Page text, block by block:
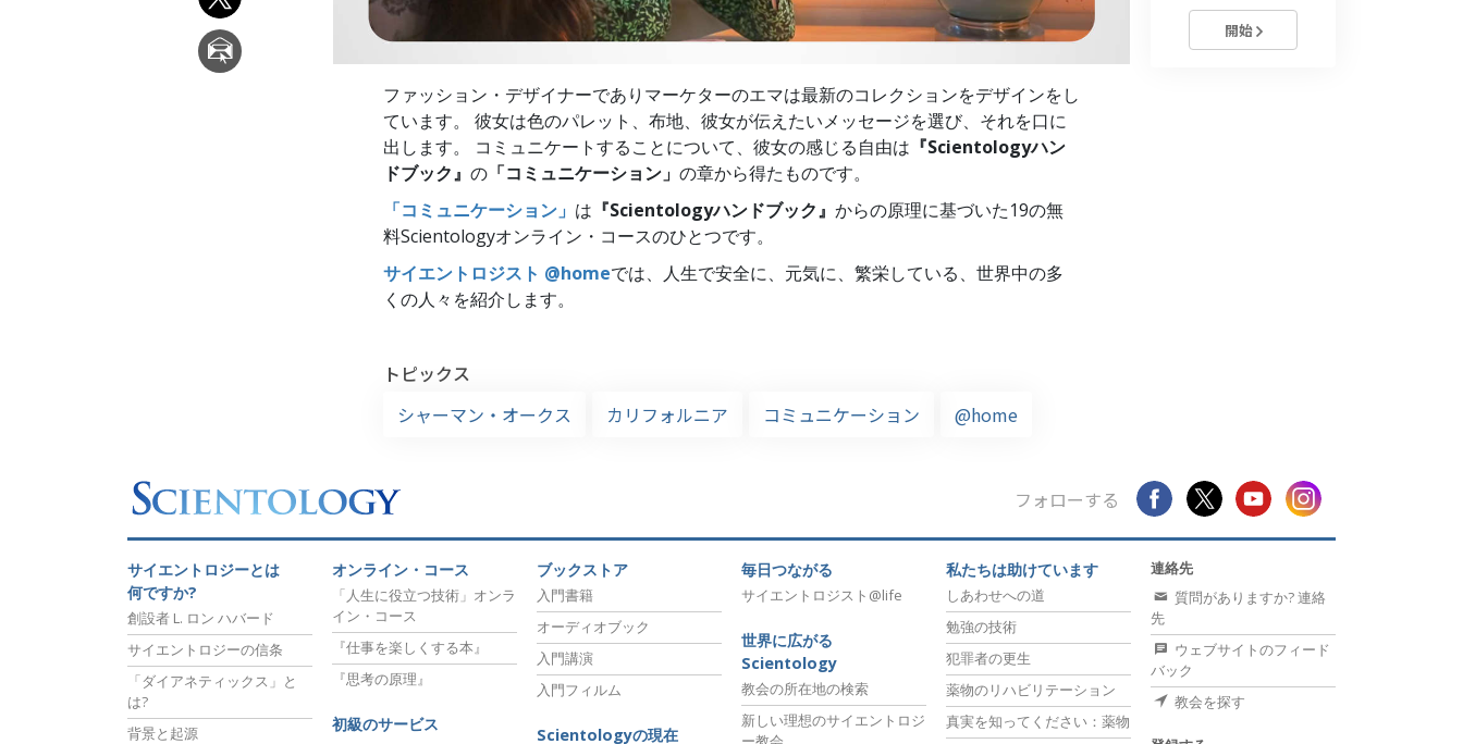
調査
広報活動の基礎
ファッション・デザイナーでありマーケターのエマは最新のコレクションをデザインをし
ています。 彼女は色のパレット、布地、彼女が伝えたいメッセージを選び、それを口に
出します。 コミュニケートすることについて、彼女の感じる自由は 『Scientologyハン
ドブック』 の 「コミュニケーション」 の章から得たものです。
「コミュニケーション」 は 『Scientologyハンドブック』 からの原理に基づいた19の無
料Scientologyオンライン・コースのひとつです。
サイエントロジスト @homeでは、人生で安全に、元気に、繁栄している、世界中の多
くの人々を紹介します。
トピックス
シャーマン・オークス
カリフォルニア コミュニケーション @home
開始
フォローする
サイエントロジーとは
何ですか?
創設者 L. ロン ハバード
サイエントロジーの信条
「ダイアネティックス」と
は?
背景と起源
オンライン・コース
「人生に役立つ技術」オンラ
イン・コース
『仕事を楽しくする本』
『思考の原理』
初級のサービス
ブックストア
入門書籍
オーディオブック
入門講演
入門フィルム
Scientologyの現在
毎日つながる
サイエントロジスト@life
世界に広がる
Scientology
教会の所在地の検索
新しい理想のサイエントロジ
私たちは助けています
しあわせへの道
勉強の技術
犯罪者の更生
薬物のリハビリテーション
真実を知ってください：薬物
連絡先
質問がありますか? 連絡
先
ウェブサイトのフィード
バック
教会を探す